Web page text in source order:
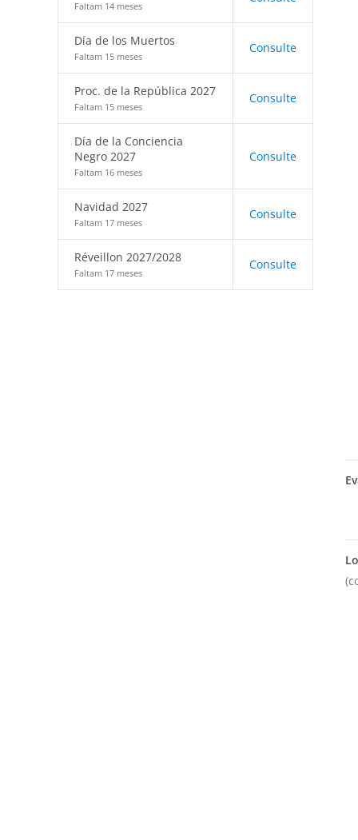
Faltam 14 meses
Día de los Muertos
Faltam 15 meses
Consulte
Proc. de la República 2027
Faltam 15 meses
Consulte
Día de la Conciencia
Negro 2027
Faltam 16 meses
Consulte
Navidad 2027
Faltam 17 meses
Consulte
Réveillon 2027/2028
Faltam 17 meses
Consulte